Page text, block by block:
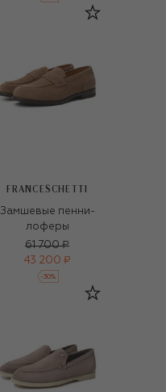
FRANCESCHETTI
Замшевые пенни-
лоферы
61 700 ₽
43 200 ₽
-30%